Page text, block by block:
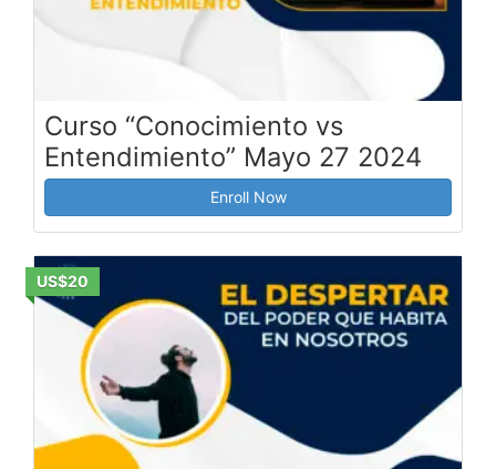
Curso “Conocimiento vs
Entendimiento” Mayo 27 2024
Enroll Now
US$20